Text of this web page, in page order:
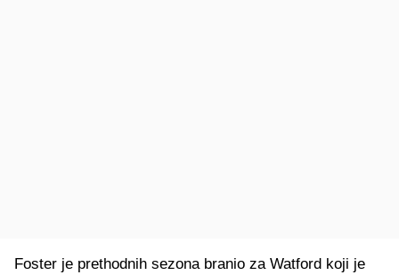
Foster je prethodnih sezona branio za Watford koji je